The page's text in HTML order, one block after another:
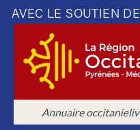
AVEC LE SOUTIEN DE